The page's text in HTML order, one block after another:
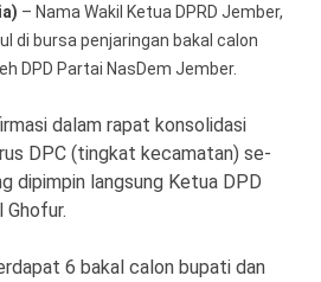
– Nama Wakil Ketua DPRD Jember,
di bursa penjaringan bakal calon
DPD Partai NasDem Jember.
dalam rapat konsolidasi
DPC (tingkat kecamatan) se-
dipimpin langsung Ketua DPD
Ghofur.
6 bakal calon bupati dan